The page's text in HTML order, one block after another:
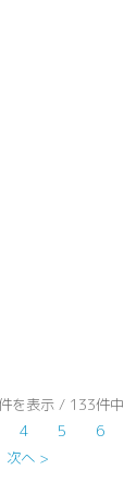
を表示 / 133件中
4 5 6
次へ >